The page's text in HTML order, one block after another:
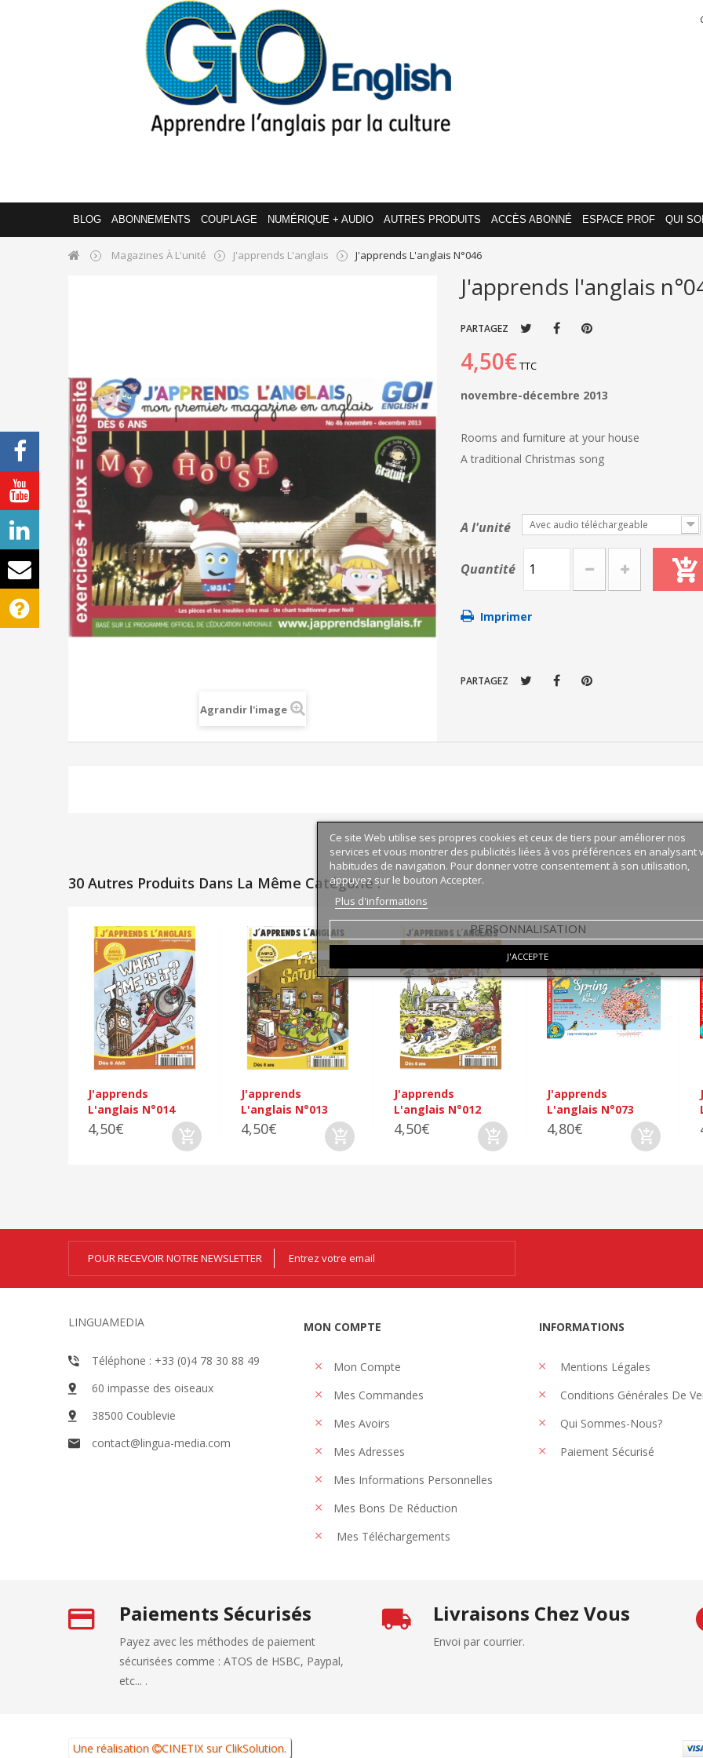
BLOG ABONNEMENTS COUPLAGE NUMÉRIQUE + AUDIO AUTRES PRODUITS ACCÈS ABONNÉ ESPACE PROF QUI
Magazines À L'unité J'apprends L'anglais J'apprends L'anglais N°046
Agrandir l'image
J'apprends l'anglais
PARTAGEZ
4,50€TTC
novembre-décembre 2013
Rooms and furniture at your house
A traditional Christmas song
A l'unité Avec audio téléchargeable
Quantité
Imprimer
PARTAGEZ
30 Autres Produits Dans La Même Catégorie :
J'apprends
L'anglais N°014
4,50€
J'apprends
L'anglais N°013
4,50€
J'apprends
L'anglais N°012
4,50€
J'apprends
L'anglais N°073
4,80€
Ce site Web utilise ses propres cookies et ceux de tiers pour améliorer nos
services et vous montrer des publicités liées à vos préférences en analysant
habitudes de navigation. Pour donner votre consentement à son utilisation,
appuyez sur le bouton Accepter.
Plus d'informations
PERSONNALISATION
J'ACCEPTE
POUR RECEVOIR NOTRE NEWSLETTER
LINGUAMEDIA
Téléphone : +33 (0)4 78 30 88 49
60 impasse des oiseaux
38500 Coublevie
contact@lingua-media.com
MON COMPTE
Mon Compte
Mes Commandes
Mes Avoirs
Mes Adresses
Mes Informations Personnelles
Mes Bons De Réduction
Mes Téléchargements
INFORMATIONS
Mentions Légales
Conditions Générales De
Qui Sommes-Nous?
Paiement Sécurisé
Paiements Sécurisés
Payez avec les méthodes de paiement
sécurisées comme : ATOS de HSBC, Paypal,
etc... .
Livraisons Chez Vous
Envoi par courrier.
Une réalisation CINETIX surClikSolution.